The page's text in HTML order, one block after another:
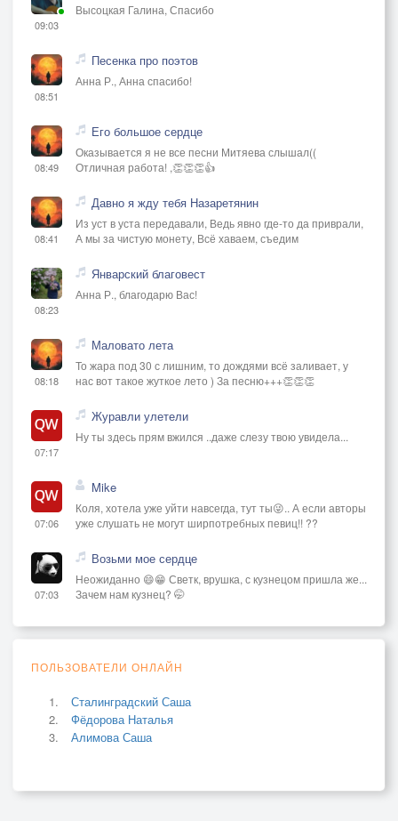
09:03
Высоцкая Галина, Спасибо
08:51
Песенка про поэтов
Анна Р., Анна спасибо!
08:49
Его большое сердце
Оказывается я не все песни Митяева слышал((
Отличная работа! ,👏👏👏👍
08:41
Давно я жду тебя Назаретянин
Из уст в уста передавали, Ведь явно где-то да приврали,
А мы за чистую монету, Всё хаваем, съедим
08:23
Январский благовест
Анна Р., благодарю Вас!
08:18
Маловато лета
То жара под 30 с лишним, то дождями всё заливает, у
нас вот такое жуткое лето ) За песню+++👏👏👏
07:17
Журавли улетели
Ну ты здесь прям вжился ..даже слезу твою увидела...
07:06
Mike
Коля, хотела уже уйти навсегда, тут ты😜.. А если авторы
уже слушать не могут ширпотребных певиц!! ??
07:03
Возьми мое сердце
Неожиданно 😄😁 Светк, врушка, с кузнецом пришла же...
Зачем нам кузнец? 🤭
ПОЛЬЗОВАТЕЛИ ОНЛАЙН
Сталинградский Саша
Фёдорова Наталья
Алимова Саша